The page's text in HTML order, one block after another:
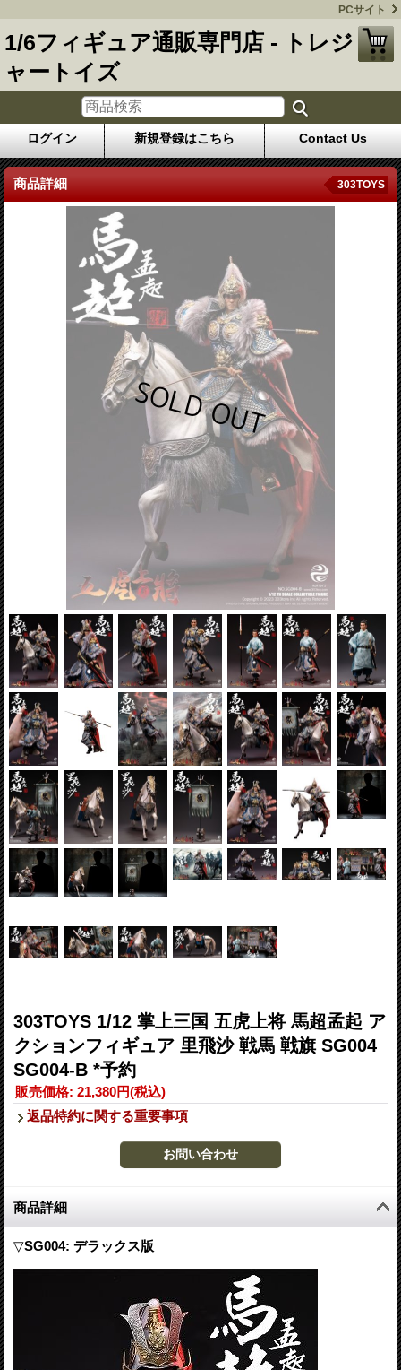
PCサイト
1/6フィギュア通販専門店 - トレジ
ャートイズ
ログイン 新規登録はこちら Contact Us
商品詳細 303TOYS
303TOYS 1/12 掌上三国 五虎上将 馬超孟起 ア
クションフィギュア 里飛沙 戦馬 戦旗 SG004
SG004-B *予約
販売価格: 21,380円(税込)
返品特約に関する重要事項
商品詳細
▽SG004: デラックス版